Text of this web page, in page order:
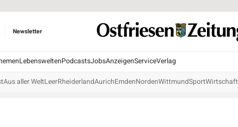
Newsletter
LebensweltenPodcastsJobsAnzeigenServiceVerlag
Aus aller WeltLeerRheiderlandAurichEmdenNordenWittmundSportWirtschaft